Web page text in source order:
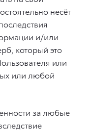
несёт
и/или
который это
или
или любой
за любые